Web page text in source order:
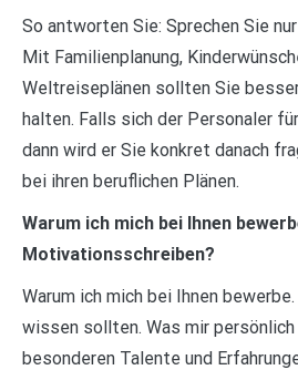
So antworten Sie: Sprechen Sie
Mit Familienplanung,
Weltreiseplänen sollten Sie
halten. Falls sich der Personaler
dann wird er Sie konkret danach
bei ihren beruflichen Plänen.
Warum ich mich bei Ihnen
Motivationsschreiben?
Warum ich mich bei Ihnen
wissen sollten. Was mir
besonderen Talente und